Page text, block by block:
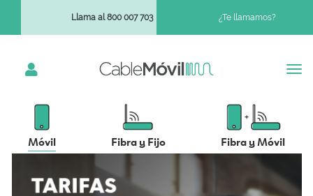
Llama al 800 007 703 ¿Te llamamos?
Móvil Fibra y Fijo Fibra y Móvil